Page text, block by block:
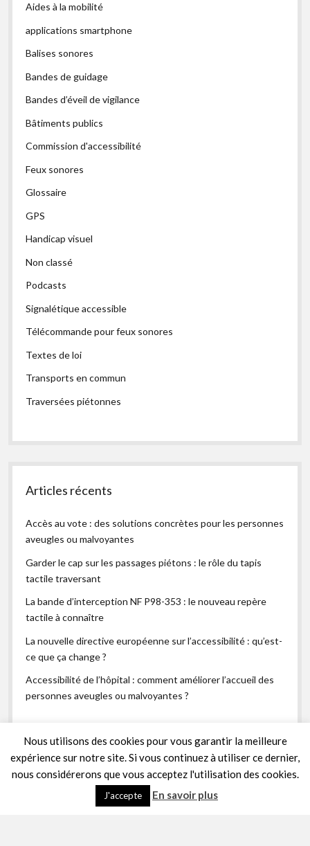
Aides à la mobilité
applications smartphone
Balises sonores
Bandes de guidage
Bandes d’éveil de vigilance
Bâtiments publics
Commission d'accessibilité
Feux sonores
Glossaire
GPS
Handicap visuel
Non classé
Podcasts
Signalétique accessible
Télécommande pour feux sonores
Textes de loi
Transports en commun
Traversées piétonnes
Articles récents
Accès au vote : des solutions concrètes pour les personnes
aveugles ou malvoyantes
Garder le cap sur les passages piétons : le rôle du tapis
tactile traversant
La bande d’interception NF P98-353 : le nouveau repère
tactile à connaître
La nouvelle directive européenne sur l’accessibilité : qu’est-
ce que ça change ?
Accessibilité de l’hôpital : comment améliorer l’accueil des
personnes aveugles ou malvoyantes ?
Nous utilisons des cookies pour vous garantir la meilleure
expérience sur notre site. Si vous continuez à utiliser ce dernier,
nous considérerons que vous acceptez l'utilisation des cookies.
J'accepte En savoir plus